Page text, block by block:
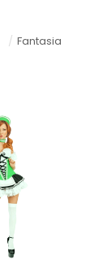
/ Fantasia